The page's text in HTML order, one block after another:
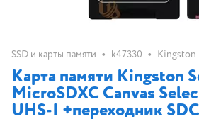
SSD и карты памяти • k47330 • Kingston
Карта памяти Kingston
MicroSDXC Canvas
UHS-I +переходник